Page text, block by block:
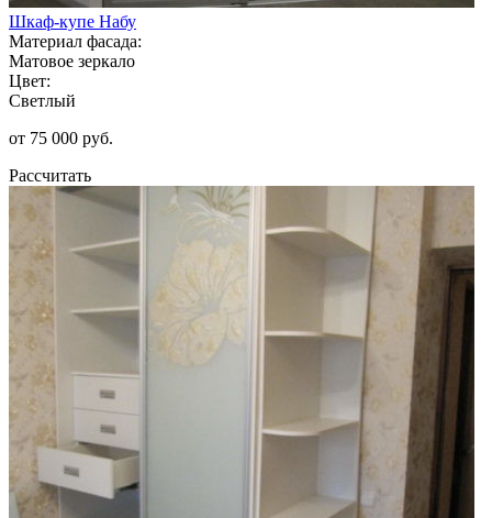
Шкаф-купе Набу
Материал фасада:
Матовое зеркало
Цвет:
Светлый
от 75 000 руб.
Рассчитать